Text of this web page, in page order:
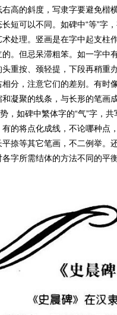
高的斜度，写隶字要避免楷
短可以不同。如碑中“等”字
处理。竖画是在字中起支柱
。但忌呆滞粗笨。如一字中
重按、颈轻提，下段再稍重
分，注意它们的差别。有时
凝聚的线条，与长形的笔画
，如碑中繁体字的“气”字，
的将点化成线，不论哪种点
捺等其它笔画，不二例举。
字所需结体的方法不同的平